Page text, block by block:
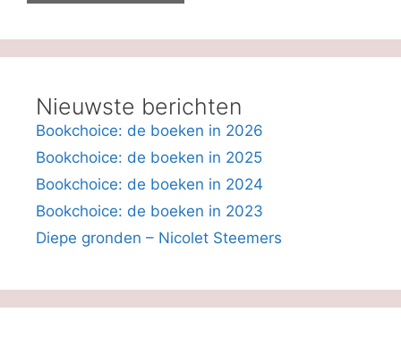
Nieuwste berichten
Bookchoice: de boeken in 2026
Bookchoice: de boeken in 2025
Bookchoice: de boeken in 2024
Bookchoice: de boeken in 2023
Diepe gronden – Nicolet Steemers